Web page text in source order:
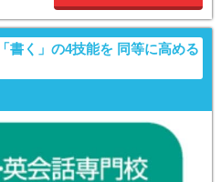
書く」の4技能を 同等に高める